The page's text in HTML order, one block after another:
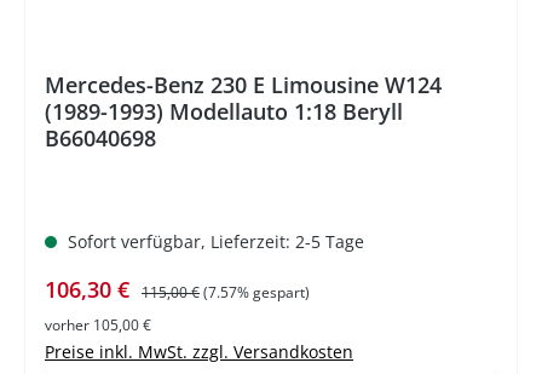
Mercedes-Benz 230 E Limousine W124
(1989-1993) Modellauto 1:18 Beryll
B66040698
Sofort verfügbar, Lieferzeit: 2-5 Tage
Verkaufspreis:
106,30 € Regulärer Preis:
115,00 €(7.57% gespart)
vorher 105,00 €
Preise inkl. MwSt. zzgl. Versandkosten